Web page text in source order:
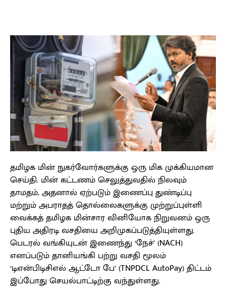
தமிழக மின் நுகர்வோர்களுக்கு ஒரு மிக முக்கியமான
செய்தி. மின் கட்டணம் செலுத்துவதில் நிலவும்
தாமதம், அதனால் ஏற்படும் இணைப்பு துண்டிப்பு
மற்றும் அபராதத் தொல்லைகளுக்கு முற்றுப்புள்ளி
வைக்கத் தமிழக மின்சார வினியோக நிறுவனம் ஒரு
புதிய அதிரடி வசதியை அறிமுகப்படுத்தியுள்ளது.
பெடரல் வங்கியுடன் இணைந்து ‘நேச்’ (NACH)
எனப்படும் தானியங்கி பற்று வசதி மூலம்
‘டிஎன்பிடிசிஎல் ஆட்டோ பே’ (TNPDCL AutoPay) திட்டம்
இப்போது செயல்பாட்டிற்கு வந்துள்ளது.